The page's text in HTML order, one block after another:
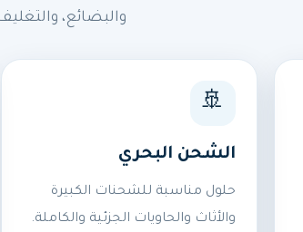
والبضائع،
🚢
الشحن البحري
حلول مناسبة للشحنات الكبيرة
والأثاث والحاويات الجزئية والكاملة.